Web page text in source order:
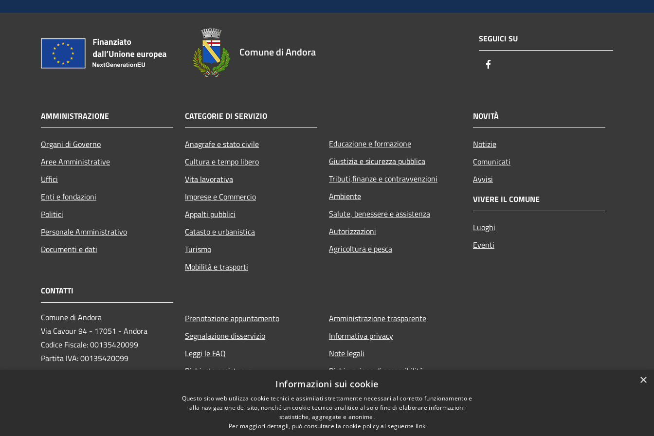
Comune di Andora
SEGUICI SU
AMMINISTRAZIONE
Organi di Governo
Aree Amministrative
Uffici
Enti e fondazioni
Politici
Personale Amministrativo
Documenti e dati
CATEGORIE DI SERVIZIO
Anagrafe e stato civile
Cultura e tempo libero
Vita lavorativa
Imprese e Commercio
Appalti pubblici
Catasto e urbanistica
Turismo
Mobilità e trasporti
Educazione e formazione
Giustizia e sicurezza pubblica
Tributi,finanze e contravvenzioni
Ambiente
Salute, benessere e assistenza
Autorizzazioni
Agricoltura e pesca
NOVITÀ
Notizie
Comunicati
Avvisi
VIVERE IL COMUNE
Luoghi
Eventi
CONTATTI
Comune di Andora
Via Cavour 94 - 17051 - Andora
Codice Fiscale: 00135420099
Partita IVA: 00135420099
Prenotazione appuntamento
Segnalazione disservizio
Leggi le FAQ
Richiesta assistenza
Amministrazione trasparente
Informativa privacy
Note legali
Dichiarazione di accessibilità
×
Informazioni sui cookie
Questo sito web utilizza cookie tecnici e assimilati strettamente necessari al corretto funzionamento e
alla navigazione del sito, nonché un cookie tecnico analitico al solo fine di elaborare informazioni
statistiche, aggregate e anonime.
Per maggiori dettagli, può consultare la cookie policy al seguente link